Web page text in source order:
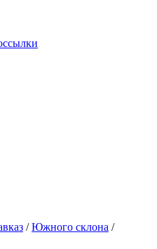
/ Южного склона /